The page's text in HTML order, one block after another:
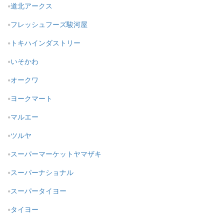
道北アークス
フレッシュフーズ駿河屋
トキハインダストリー
いそかわ
オークワ
ヨークマート
マルエー
ツルヤ
スーパーマーケットヤマザキ
スーパーナショナル
スーパータイヨー
タイヨー